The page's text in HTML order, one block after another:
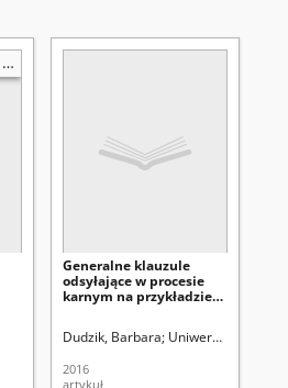
Generalne klauzule
odsyłające w procesie
karnym na przykładzie
na tle art. 37 k.p.k.)
Dudzik, Barbara Uniwersytet Marii
2016
artykuł